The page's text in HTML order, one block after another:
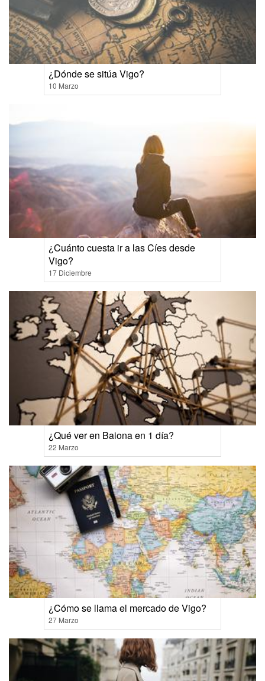
¿Dónde se sitúa Vigo?
10 Marzo
¿Cuánto cuesta ir a las Cíes desde
Vigo?
17 Diciembre
¿Qué ver en Baiona en 1 día?
22 Marzo
¿Cómo se llama el mercado de Vigo?
27 Marzo